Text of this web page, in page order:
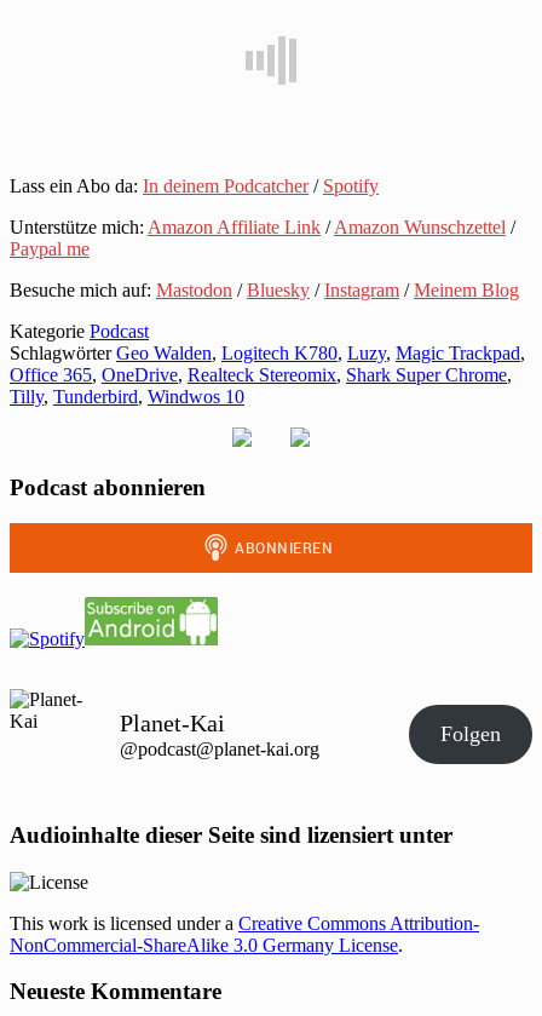
Lass ein Abo da: In deinem Podcatcher/ Spotify
Unterstütze mich: Amazon Affiliate Link /Amazon Wunschzettel /
Paypal me
Besuche mich auf: Mastodon /Bluesky /Instagram /Meinem Blog
Kategorie Podcast
SchlagwörterGeo Walden, Logitech K780, Luzy, Magic Trackpad,
Office 365, OneDrive, Realteck Stereomix, Shark Super Chrome,
Tilly, Tunderbird, Windwos 10
Podcast abonnieren
Planet-Kai
@podcast@planet-kai.org
Folgen
Audioinhalte dieser Seite sind lizensiert unter
This work is licensed under a Creative Commons Attribution-
NonCommercial-ShareAlike 3.0 Germany License.
Neueste Kommentare